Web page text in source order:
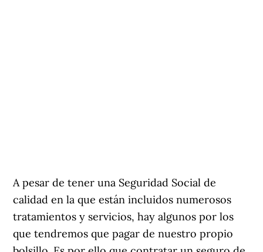
A pesar de tener una Seguridad Social de
calidad en la que están incluidos numerosos
tratamientos y servicios, hay algunos por los
que tendremos que pagar de nuestro propio